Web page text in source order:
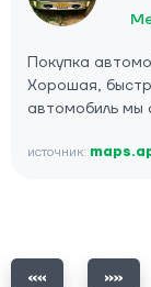
Покупка
Хорошая,
автомобиль мы
источник: